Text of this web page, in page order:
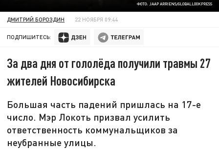
ФОТО: JAAP ARRIENS/GLOBALLOOKPRESS
ДМИТРИЙ БОРОЗДИН 22 НОЯБРЯ 09:44
ПОДПИШИТЕСЬ:
За два дня от гололёда получили травмы 27
жителей Новосибирска
Большая часть падений пришлась на 17-е
число. Мэр Локоть призвал усилить
ответственность коммунальщиков за
неубранные улицы.